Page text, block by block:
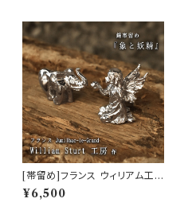
[帯留め]フランス ウィリアム工
房 謹製『象と妖精』錫/ファイン
ピューター(商品番号:19342)
¥6,500